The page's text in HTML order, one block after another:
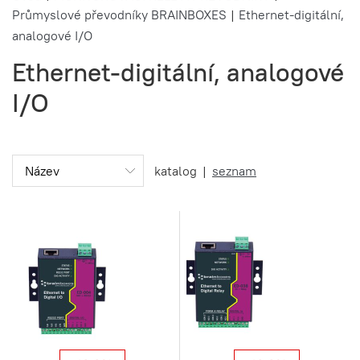
Průmyslové převodníky BRAINBOXES | Ethernet-digitální,
analogové I/O
Ethernet-digitální, analogové
I/O
katalog | seznam